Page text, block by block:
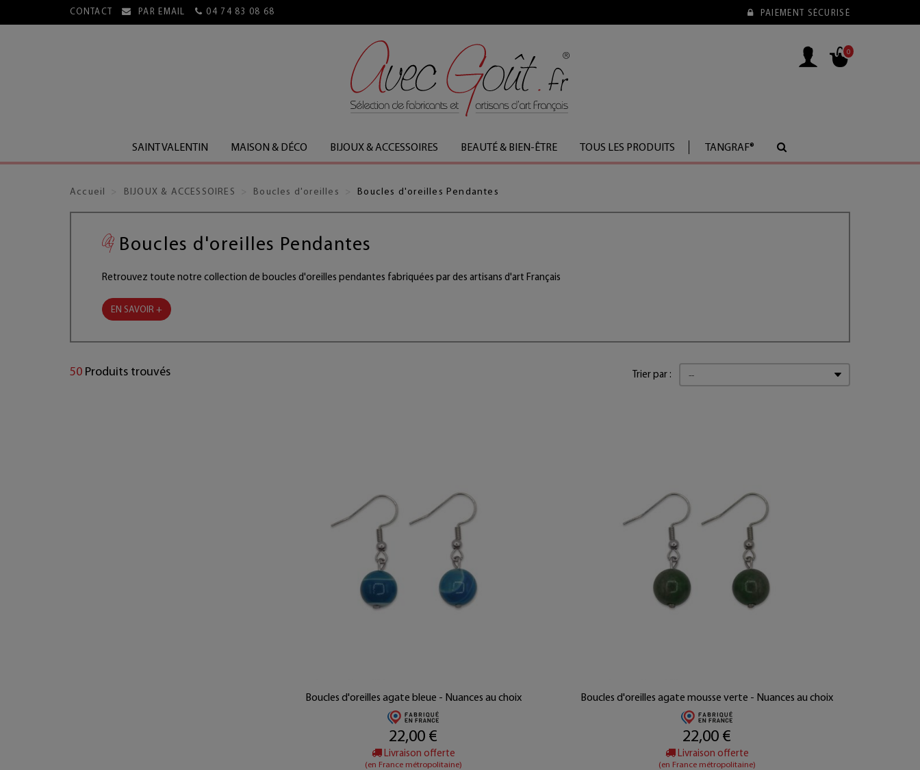
CONTACT PAR EMAIL 04 74 83 08 68 PAIEMENT SÉCURISÉ
0
SAINT VALENTIN MAISON & DÉCO BIJOUX & ACCESSOIRES BEAUTÉ & BIEN-ÊTRE TOUS LES PRODUITS TANGRAF®
Accueil BIJOUX & ACCESSOIRES Boucles d'oreilles Boucles d'oreilles Pendantes
Boucles d'oreilles Pendantes
Retrouvez toute notre collection de boucles d'oreilles pendantes fabriquées par des artisans d'art Français
EN SAVOIR +
50 Produits trouvés Trier par :
Boucles d'oreilles agate bleue - Nuances au choix
22,00 €
Livraison offerte
(en France métropolitaine)
Boucles d'oreilles agate mousse verte - Nuances au choix
22,00 €
Livraison offerte
(en France métropolitaine)